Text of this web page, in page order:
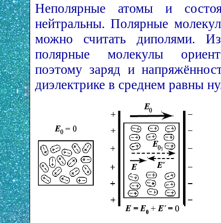
Неполярные атомы и
нейтральны. Полярные
можно считать диполями.
полярные молекулы
поэтому заряд и
диэлектрике в среднем равны